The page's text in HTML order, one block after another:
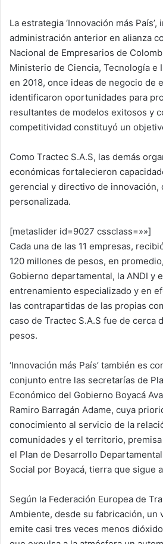
La estrategia ‘Innovación más
administración anterior en alianza
Nacional de Empresarios de
Ministerio de Ciencia, Tecnología e
en 2018, once ideas de negocio de
identificaron oportunidades para
resultantes de modelos exitosos y
competitividad constituyó un
Como Tractec S.A.S, las demás
económicas fortalecieron
gerencial y directivo de innovación,
personalizada.
[metaslider id=9027 cssclass=»»]
Cada una de las 11 empresas,
120 millones de pesos, en
Gobierno departamental, la ANDI y
entrenamiento especializado y en
las contrapartidas de las propias
caso de Tractec S.A.S fue de cerca
pesos.
‘Innovación más País’ también es
conjunto entre las secretarías de
Económico del Gobierno Boyacá
Ramiro Barragán Adame, cuya
conocimiento al servicio de la
comunidades y el territorio,
el Plan de Desarrollo
Social por Boyacá, tierra que sigue
Según la Federación Europea de
Ambiente, desde su fabricación, un
emite casi tres veces menos